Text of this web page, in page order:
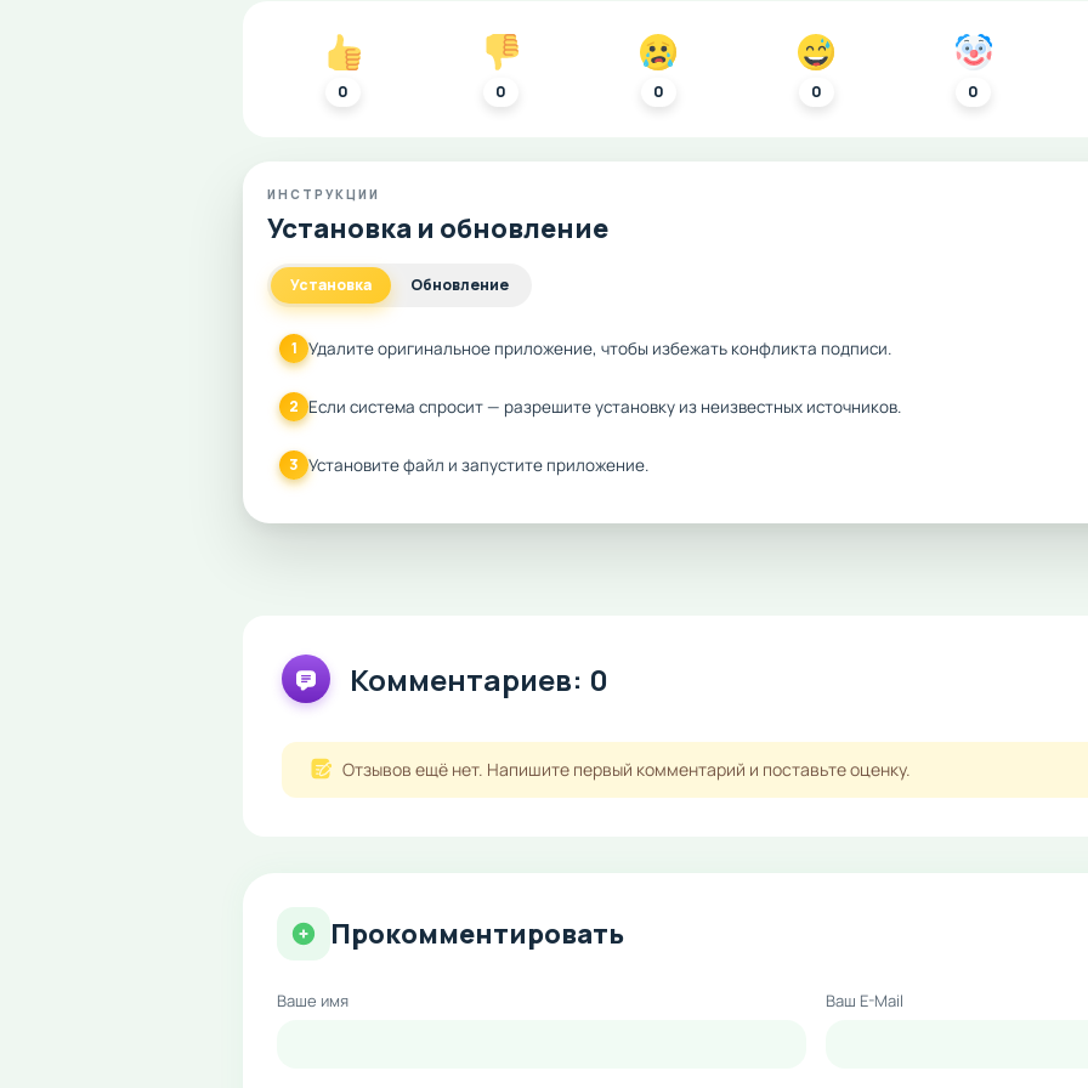
0 0 0 0 0
ИНСТРУКЦИИ
Установка и обновление
Установка Обновление
1 Удалите оригинальное приложение, чтобы избежать конфликта подписи.
2 Если система спросит — разрешите установку из неизвестных источников.
3 Установите файл и запустите приложение.
Комментариев: 0
Отзывов ещё нет. Напишите первый комментарий и поставьте оценку.
Прокомментировать
Ваше имя Ваш E-Mail